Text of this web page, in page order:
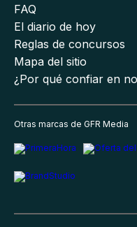
FAQ
El diario de hoy
Reglas de concursos
Mapa del sitio
¿Por qué confiar en
Otras marcas de GFR Media